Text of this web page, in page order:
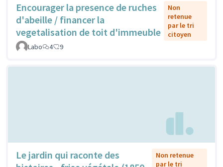
Encourager la presence de ruches
d'abeille / financer la
vegetalisation de toit d'immeuble
Non
retenue
par le tri
citoyen
Labo
4 9
Le jardin qui raconte des
Non retenue
par le tri